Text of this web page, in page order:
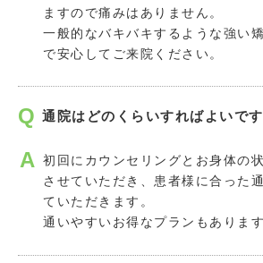
ますので痛みはありません。
一般的なバキバキするような強い
で安心してご来院ください。
通院はどのくらいすればよいです
初回にカウンセリングとお身体の
させていただき、患者様に合った
ていただきます。
通いやすいお得なプランもあります